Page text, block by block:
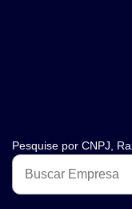
Pesquise por CNPJ,